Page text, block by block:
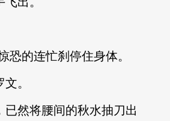
恐的连忙刹停住身体。
。
已然将腰间的秋水抽刀出